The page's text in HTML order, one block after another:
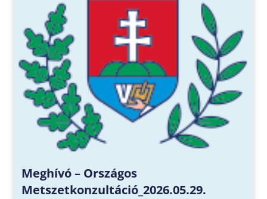
Meghívó – Országos
Metszetkonzultáció_2026.05.29.